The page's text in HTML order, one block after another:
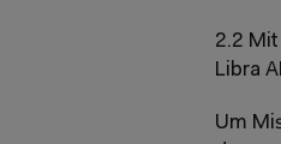
2.2
Libra
Um